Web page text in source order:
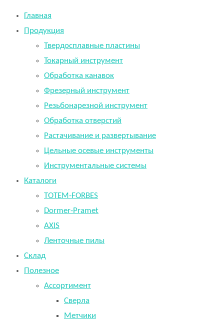
Главная
Продукция
Твердосплавные пластины
Токарный инструмент
Обработка канавок
Фрезерный инструмент
Резьбонарезной инструмент
Обработка отверстий
Растачивание и развертывание
Цельные осевые инструменты
Инструментальные системы
Каталоги
TOTEM-FORBES
Dormer-Pramet
AXIS
Ленточные пилы
Склад
Полезное
Ассортимент
Сверла
Метчики